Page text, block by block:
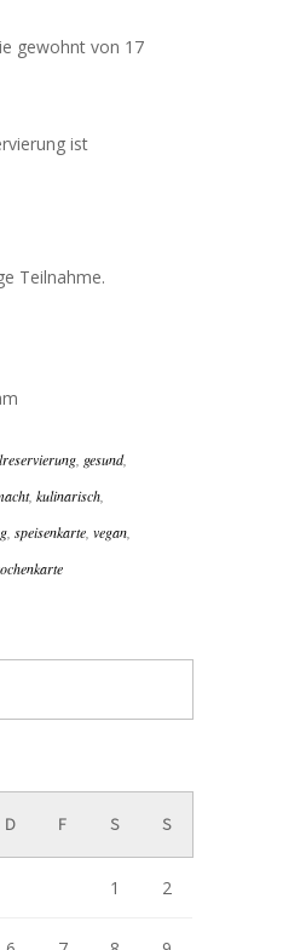
gewohnt von 17
ist
Teilnahme.
, gesund,
, kulinarisch,
, speisenkarte, vegan,
D F S S
1 2